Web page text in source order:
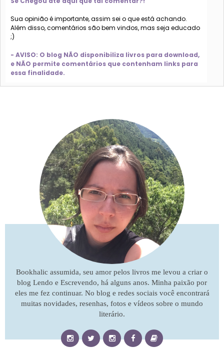
Sua opinião é importante, assim sei o que está achando.
Além disso, comentários são bem vindos, mas seja educado
;)
- AVISO: O blog NÃO disponibiliza livros para download,
e NÃO permite comentários que contenham links para
essa finalidade.
Bookhalic assumida, seu amor pelos livros me levou a criar o
blog Lendo e Escrevendo, há alguns anos. Minha paixão por
eles me fez continuar. No blog e redes sociais você encontrará
muitas novidades, resenhas, fotos e vídeos sobre o mundo
literário.